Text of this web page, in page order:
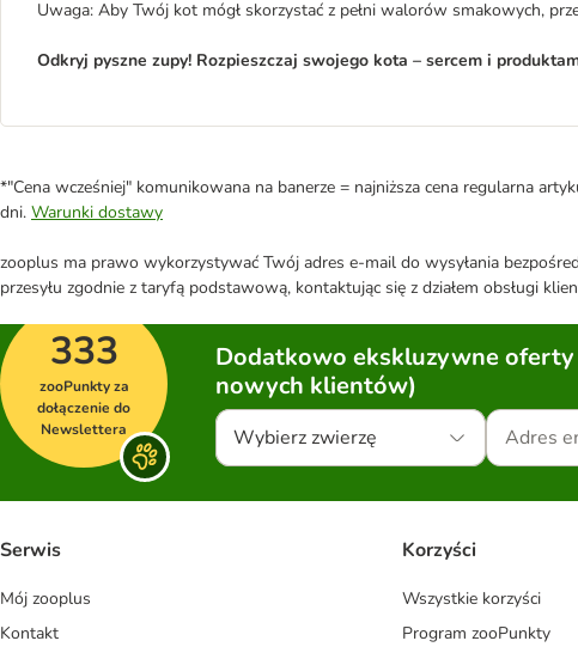
Uwaga: Aby Twój kot mógł skorzystać z pełni walorów smakowych,
Odkryj pyszne zupy! Rozpieszczaj swojego kota – sercem i
*"Cena wcześniej" komunikowana na banerze = najniższa cena regularna
dni. Warunki dostawy
zooplus ma prawo wykorzystywać Twój adres e-mail do wysyłania
przesyłu zgodnie z taryfą podstawową, kontaktując się z działem obsługi
333
zooPunkty za
dołączenie do
Newslettera
Dodatkowo ekskluzywne
nowych klientów)
Wybierz zwierzę
Serwis
Mój zooplus
Kontakt
Korzyści
Wszystkie korzyści
Program zooPunkty